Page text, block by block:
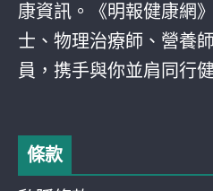
康資訊。《明報健康網
士、物理治療師、營養
員，携手與你並肩同行
條款